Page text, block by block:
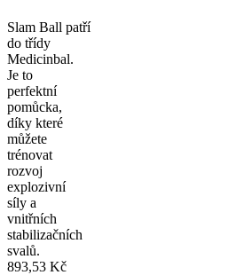
Slam Ball patří
do třídy
Medicinbal.
Je to
perfektní
pomůcka,
díky které
můžete
trénovat
rozvoj
explozivní
síly a
vnitřních
stabilizačních
svalů.
893,53 Kč